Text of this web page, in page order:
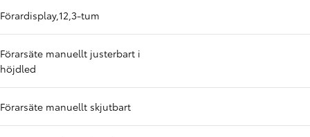
Förardisplay,12,3-tum
Förarsäte manuellt justerbart i
höjdled
Förarsäte manuellt skjutbart